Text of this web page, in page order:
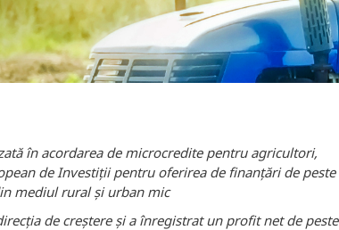
în acordarea de microcredite pentru agricultori,
de Investiții pentru oferirea de finanțări de peste
mediul rural și urban mic
de creștere și a înregistrat un profit net de peste